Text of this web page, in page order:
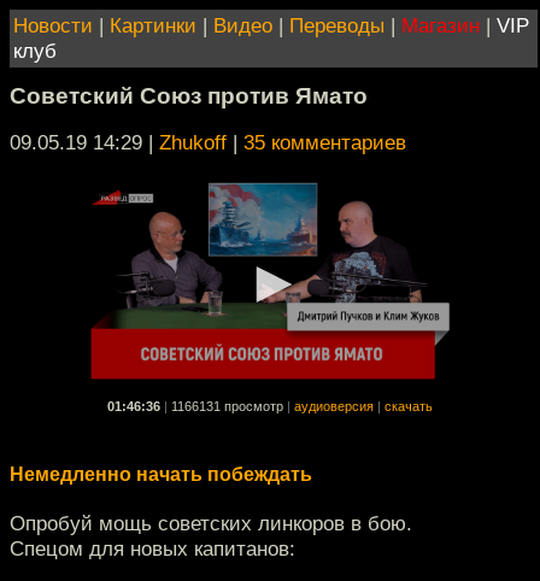
Новости | Картинки | Видео | Переводы | Магазин | VIP
клуб
Советский Союз против Ямато
09.05.19 14:29 | Zhukoff | 35 комментариев
01:46:36 1166131 просмотр аудиоверсия скачать
Немедленно начать побеждать
Опробуй мощь советских линкоров в бою.
Спецом для новых капитанов: